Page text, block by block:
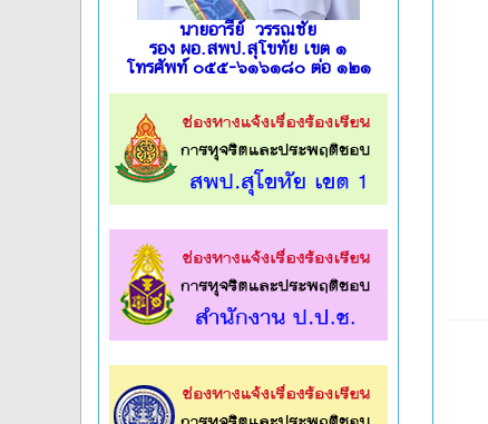
นายอารีย์ วรรณชัย
รอง ผอ.สพป.สุโขทัย เขต ๑
โทรศัพท์ ๐๕๕-๖๑๖๑๘๐ ต่อ ๑๒๑